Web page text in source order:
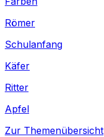
Römer
Schulanfang
Käfer
Ritter
Apfel
Zur Themenübersicht